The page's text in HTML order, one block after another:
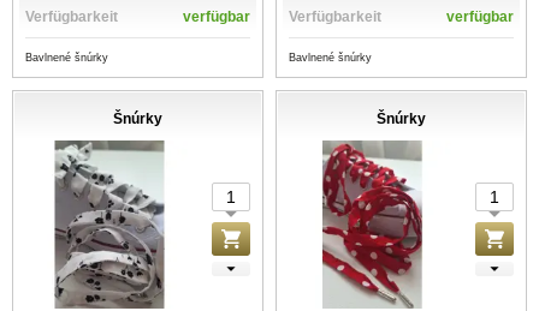
Verfügbarkeit verfügbar
Bavlnené šnúrky
Verfügbarkeit verfügbar
Bavlnené šnúrky
Šnúrky Šnúrky